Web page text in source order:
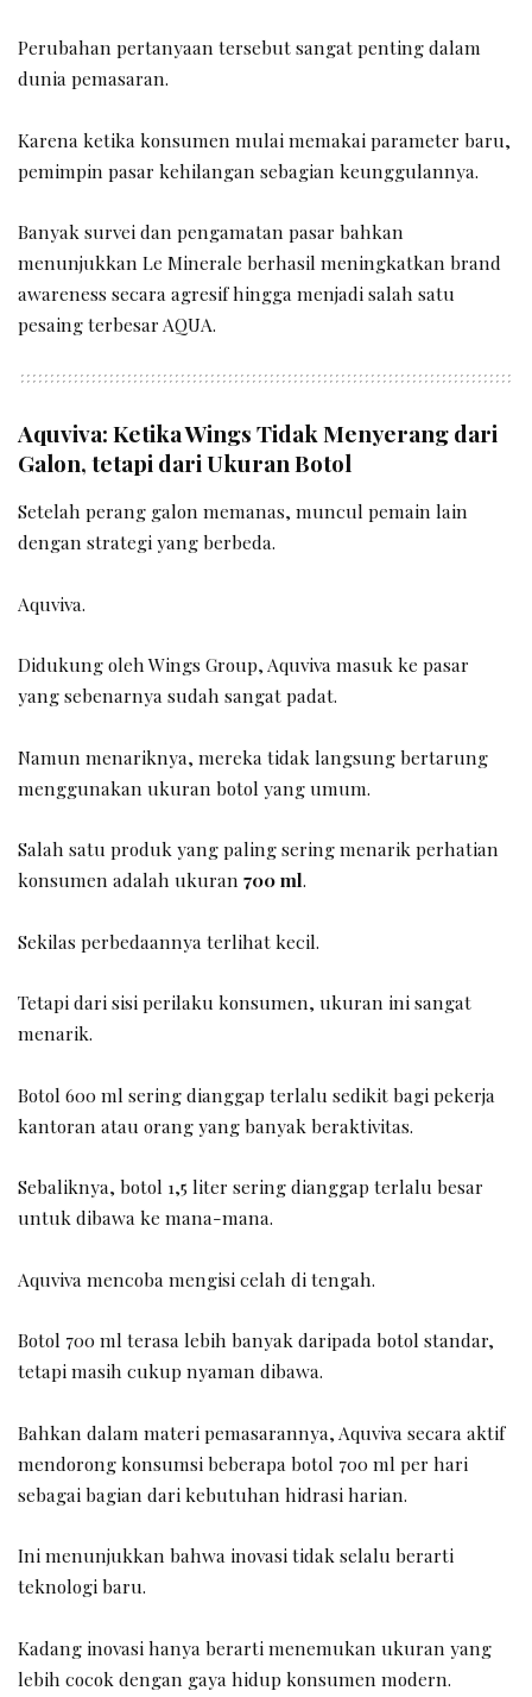
Perubahan pertanyaan tersebut sangat penting dalam
dunia pemasaran.
Karena ketika konsumen mulai memakai parameter baru,
pemimpin pasar kehilangan sebagian keunggulannya.
Banyak survei dan pengamatan pasar bahkan
menunjukkan Le Minerale berhasil meningkatkan brand
awareness secara agresif hingga menjadi salah satu
pesaing terbesar AQUA.
Aquviva: Ketika Wings Tidak Menyerang dari
Galon, tetapi dari Ukuran Botol
Setelah perang galon memanas, muncul pemain lain
dengan strategi yang berbeda.
Aquviva.
Didukung oleh Wings Group, Aquviva masuk ke pasar
yang sebenarnya sudah sangat padat.
Namun menariknya, mereka tidak langsung bertarung
menggunakan ukuran botol yang umum.
Salah satu produk yang paling sering menarik perhatian
konsumen adalah ukuran 700 ml.
Sekilas perbedaannya terlihat kecil.
Tetapi dari sisi perilaku konsumen, ukuran ini sangat
menarik.
Botol 600 ml sering dianggap terlalu sedikit bagi pekerja
kantoran atau orang yang banyak beraktivitas.
Sebaliknya, botol 1,5 liter sering dianggap terlalu besar
untuk dibawa ke mana-mana.
Aquviva mencoba mengisi celah di tengah.
Botol 700 ml terasa lebih banyak daripada botol standar,
tetapi masih cukup nyaman dibawa.
Bahkan dalam materi pemasarannya, Aquviva secara aktif
mendorong konsumsi beberapa botol 700 ml per hari
sebagai bagian dari kebutuhan hidrasi harian.
Ini menunjukkan bahwa inovasi tidak selalu berarti
teknologi baru.
Kadang inovasi hanya berarti menemukan ukuran yang
lebih cocok dengan gaya hidup konsumen modern.